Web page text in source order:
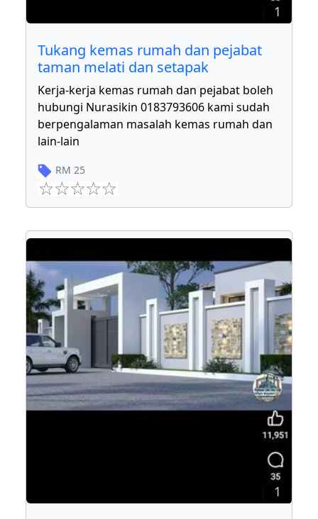
1
Tukang kemas rumah dan pejabat
taman melati dan setapak
Kerja-kerja kemas rumah dan pejabat boleh
hubungi Nurasikin 0183793606 kami sudah
berpengalaman masalah kemas rumah dan
lain-lain
RM 25
1